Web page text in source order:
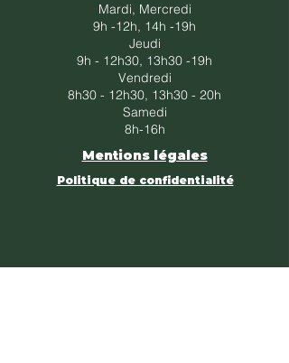
Mardi, Mercredi
9h -12h, 14h -19h​​
Jeudi
​9h - 12h30, 13h30 -19h​
Vendredi
​8h30 - 12h30, 13h30 - 20h​
Samedi
8h-16h
Mentions légales
Politique de confidentialité